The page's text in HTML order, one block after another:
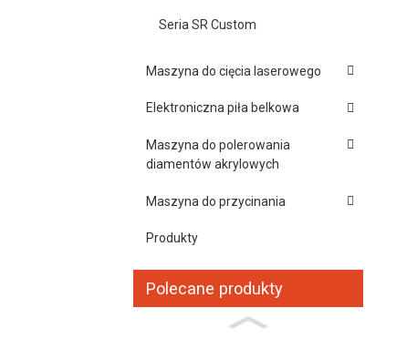
Seria SR Custom
Maszyna do cięcia laserowego
Elektroniczna piła belkowa
Maszyna do polerowania
diamentów akrylowych
Maszyna do przycinania
Produkty
Polecane produkty